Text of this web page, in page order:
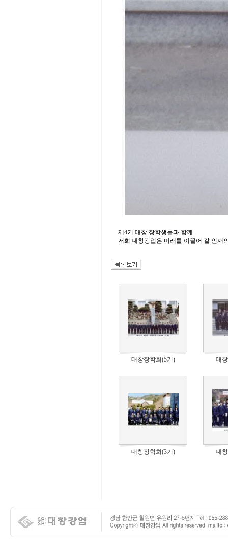
제4기 대창 장학생들과 함께..
저희 대창강업은 미래를 이끌어 갈 인재
대창장학회(5기) 대
대창장학회(3기) 대